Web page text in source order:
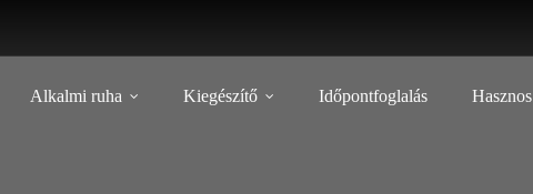
Alkalmi ruha Kiegészítő Időpontfoglalás Hasznos